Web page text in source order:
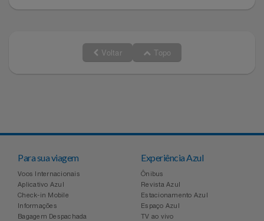
Voltar Topo
Para sua viagem
Voos Internacionais
Aplicativo Azul
Check-in Mobile
Informações
Bagagem Despachada
Experiência Azul
Ônibus
Revista Azul
Estacionamento Azul
Espaço Azul
TV ao vivo